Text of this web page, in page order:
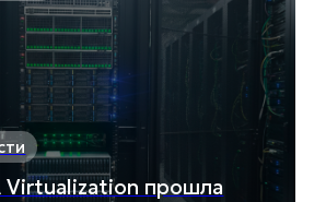
Virtualization прошла